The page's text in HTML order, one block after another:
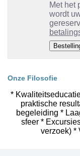
Met het
wordt
Onze Filosofie
*
praktische
begeleiding *
sfeer *
verzoek) *